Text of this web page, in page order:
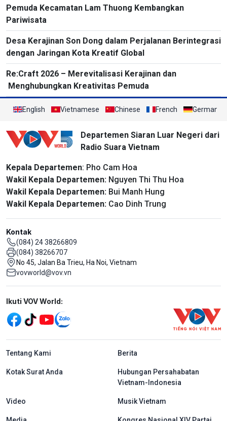
Pemuda Kecamatan Lam Thuong Kembangkan
Pariwisata
Desa Kerajinan Son Dong dalam Perjalanan Berintegrasi
dengan Jaringan Kota Kreatif Global
Re:Craft 2026 – Merevitalisasi Kerajinan dan
Menghubungkan Kreativitas Pemuda
English Vietnamese Chinese French German
Departemen Siaran Luar Negeri dari
Radio Suara Vietnam
Kepala Departemen: Pho Cam Hoa
Wakil Kepala Departemen: Nguyen Thi Thu Hoa
Wakil Kepala Departemen: Bui Manh Hung
Wakil Kepala Departemen: Cao Dinh Trung
Kontak
(084) 24 38266809
(084) 38266707
No 45, Jalan Ba Trieu, Ha Noi, Vietnam
vovworld@vov.vn
Mạng xã hội
Ikuti VOV World:
menu footer tiếng Indo
Tentang Kami Berita
Kotak Surat Anda
Hubungan Persahabatan
Vietnam-Indonesia
Video Musik Vietnam